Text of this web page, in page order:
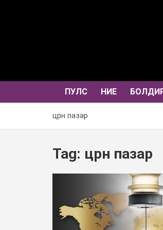
ПУЛС НИЕ
црн пазар
Tag: црн пазар